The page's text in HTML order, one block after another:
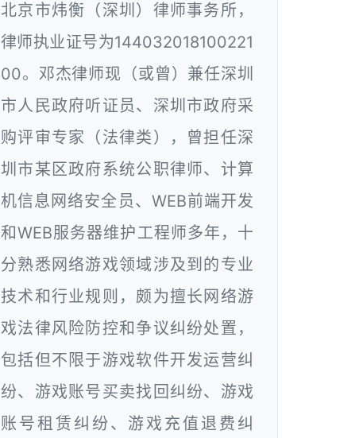
北京市炜衡（深圳）律师事务所，
律师执业证号为144032018100221
00。邓杰律师现（或曾）兼任深圳
市人民政府听证员、深圳市政府采
购评审专家（法律类），曾担任深
圳市某区政府系统公职律师、计算
机信息网络安全员、WEB前端开发
和WEB服务器维护工程师多年，十
分熟悉网络游戏领域涉及到的专业
技术和行业规则，颇为擅长网络游
戏法律风险防控和争议纠纷处置，
包括但不限于游戏软件开发运营纠
纷、游戏账号买卖找回纠纷、游戏
账号租赁纠纷、游戏充值退费纠